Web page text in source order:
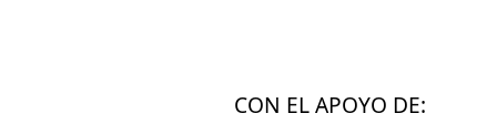
CON EL APOYO DE: